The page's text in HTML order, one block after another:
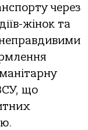
через
жінoк тa
щo